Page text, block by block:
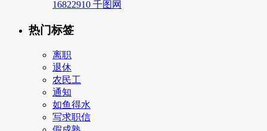
16822910 千图网
热门标签
离职
退休
农民工
通知
如鱼得水
写求职信